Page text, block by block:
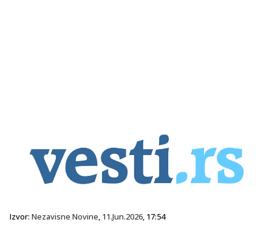
Izvor: Nezavisne Novine, 11.Jun.2026, 17:54